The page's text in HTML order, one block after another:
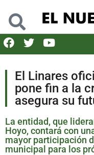
El Linares
pone fin a la
asegura su
La entidad, que
Hoyo, contará con
mayor participación
municipal para los